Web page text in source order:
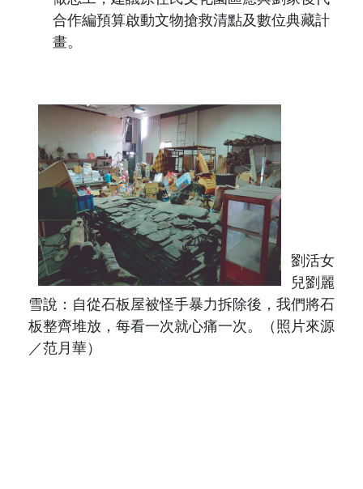
合作編預算啟動文物搶救清點及數位典藏計
畫。
劉活女
兒劉麗
雪說：自從石板屋被怪手暴力拆除後，我們將石
板整齊堆放，每看一次就心痛一次。
（照片來源
／范月華）